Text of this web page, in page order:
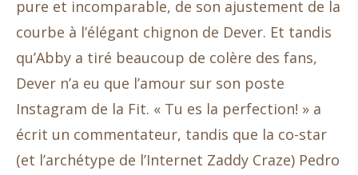
pure et incomparable, de son ajustement de la
courbe à l’élégant chignon de Dever. Et tandis
qu’Abby a tiré beaucoup de colère des fans,
Dever n’a eu que l’amour sur son poste
Instagram de la Fit. « Tu es la perfection! » a
écrit un commentateur, tandis que la co-star
(et l’archétype de l’Internet Zaddy Craze) Pedro